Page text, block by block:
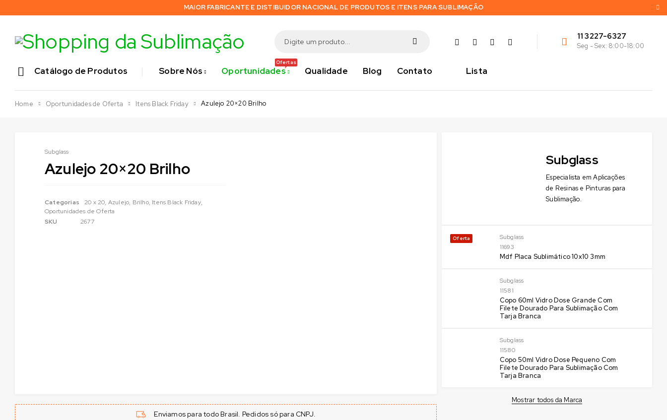
MAIOR FABRICANTE E DISTIBUIDOR NACIONAL DE PRODUTOS E ITENS PARA SUBLIMAÇÃO
11 3227-6327
Seg - Sex: 8:00-18:00
Catálogo de Produtos Sobre Nós Oportunidades
Ofertas
Qualidade Blog Contato Lista
Home Oportunidades de Oferta Itens Black Friday Azulejo 20×20 Brilho
Subglass
Especialista em Aplicações
de Resinas e Pinturas para
Sublimação.
Oferta
Subglass
11693
Mdf Placa Sublimático 10x10 3mm
Subglass
11581
Copo 60ml Vidro Dose Grande Com
Filete Dourado Para Sublimação Com
Tarja Branca
Subglass
11580
Copo 50ml Vidro Dose Pequeno Com
Filete Dourado Para Sublimação Com
Tarja Branca
Mostrar todos da Marca
Subglass
Azulejo 20×20 Brilho
Categorias 20 x 20, Azulejo, Brilho, Itens Black Friday,
Oportunidades de Oferta
SKU
2677
Enviamos para todo Brasil. Pedidos só para CNPJ.